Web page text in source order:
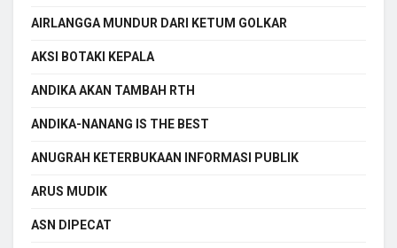
AIRLANGGA MUNDUR DARI KETUM GOLKAR
AKSI BOTAKI KEPALA
ANDIKA AKAN TAMBAH RTH
ANDIKA-NANANG IS THE BEST
ANUGRAH KETERBUKAAN INFORMASI PUBLIK
ARUS MUDIK
ASN DIPECAT